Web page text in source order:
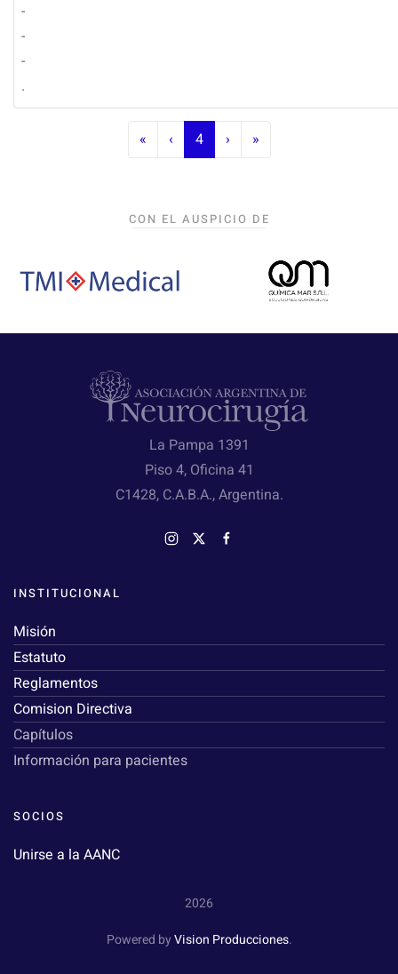
-
-
-
.
« ‹ 4 › »
CON EL AUSPICIO DE
La Pampa 1391
Piso 4, Oficina 41
C1428, C.A.B.A., Argentina.
INSTITUCIONAL
Misión
Estatuto
Reglamentos
Comision Directiva
Capítulos
Información para pacientes
SOCIOS
Unirse a la AANC
2026
Powered byVision Producciones.